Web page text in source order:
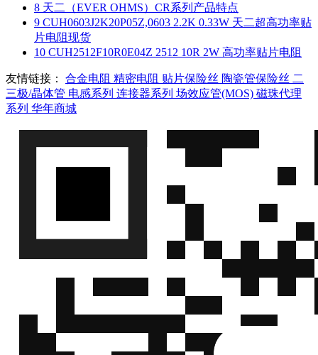
8 天二（EVER OHMS）CR系列产品特点
9 CUH0603J2K20P05Z,0603 2.2K 0.33W 天二超高功率贴
片电阻现货
10 CUH2512F10R0E04Z 2512 10R 2W 高功率贴片电阻
友情链接： 合金电阻 精密电阻 贴片保险丝 陶瓷管保险丝 二
三极/晶体管 电感系列 连接器系列 场效应管(MOS) 磁珠代理
系列 华年商城